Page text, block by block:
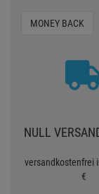
MONEY BACK
NULL
versandkostenfrei
€